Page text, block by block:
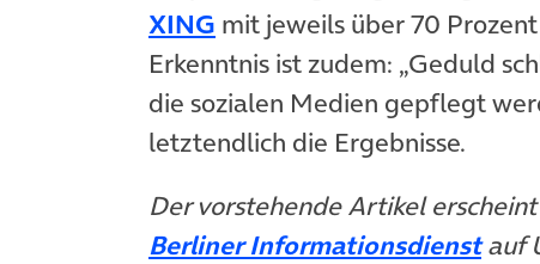
XING (öffnet in neuem Tab)
mit jeweils über 70
Erkenntnis ist zudem: „Geduld
die sozialen Medien gepflegt
letztendlich die Ergebnisse.
Der vorstehende Artikel
Berliner Informationsdienstauf